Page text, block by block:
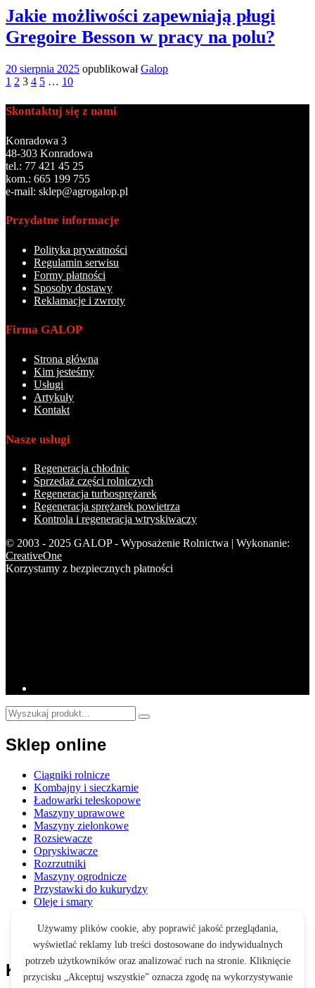
Jakie możliwości zapewniają pługi
Gregoire Besson w pracy na polu?
20 sierpnia 2025 opublikowałGalop
1 2 3 4 5 … 10
Skontaktuj się z nami
Konradowa 3
48-303 Konradowa
tel.: 77 421 45 25
kom.: 665 199 755
e-mail: sklep@agrogalop.pl
Przydatne informacje
Polityka prywatności
Regulamin serwisu
Formy płatności
Sposoby dostawy
Reklamacje i zwroty
Firma GALOP
Strona główna
Kim jesteśmy
Usługi
Artykuły
Kontakt
Nasze usługi
Regeneracja chłodnic
Sprzedaż części rolniczych
Regeneracja turbosprężarek
Regeneracja sprężarek powietrza
Kontrola i regeneracja wtryskiwaczy
© 2003 - 2025 GALOP - Wyposażenie Rolnictwa | Wykonanie:
CreativeOne
Korzystamy z bezpiecznych płatności
Sklep online
Ciągniki rolnicze
Kombajny i sieczkarnie
Ładowarki teleskopowe
Maszyny uprawowe
Maszyny zielonkowe
Rozsiewacze
Opryskiwacze
Rozrzutniki
Maszyny ogrodnicze
Przystawki do kukurydzy
Oleje i smary
Akcesoria
Zabawki
Koszyk